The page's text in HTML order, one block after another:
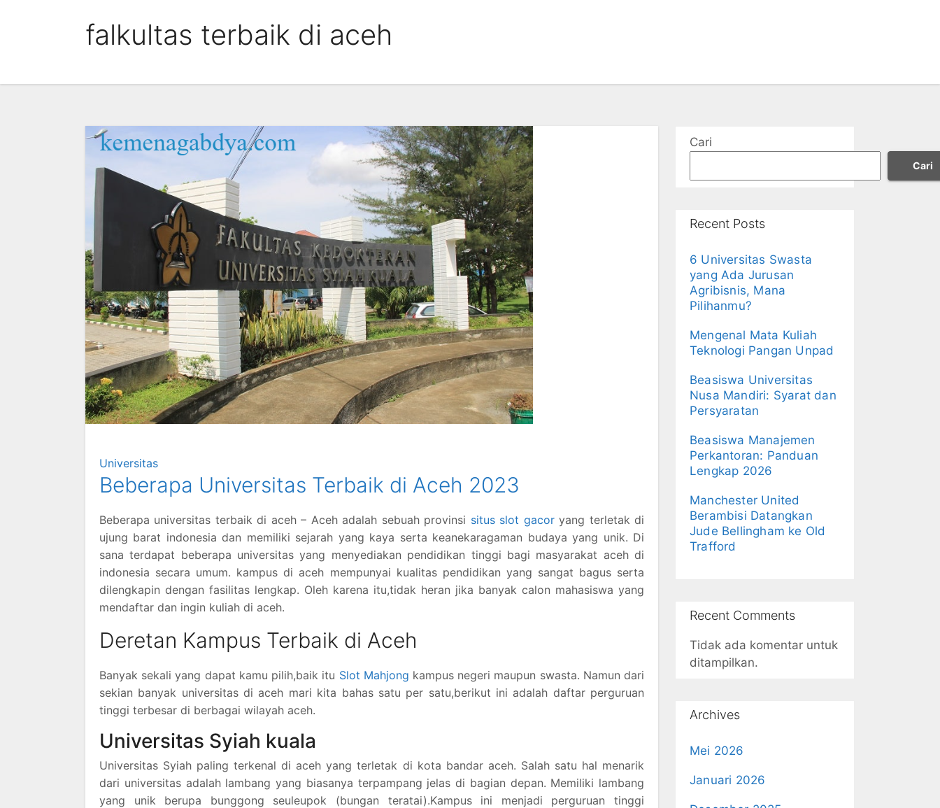
falkultas terbaik di aceh
Universitas
Beberapa Universitas Terbaik di Aceh 2023
Beberapa universitas terbaik di aceh – Aceh adalah sebuah provinsi situs slot gacoryang terletak di
ujung barat indonesia dan memiliki sejarah yang kaya serta keanekaragaman budaya yang unik. Di
sana terdapat beberapa universitas yang menyediakan pendidikan tinggi bagi masyarakat aceh di
indonesia secara umum. kampus di aceh mempunyai kualitas pendidikan yang sangat bagus serta
dilengkapin dengan fasilitas lengkap. Oleh karena itu,tidak heran jika banyak calon mahasiswa yang
mendaftar dan ingin kuliah di aceh.
Deretan Kampus Terbaik di Aceh
Banyak sekali yang dapat kamu pilih,baik itu Slot Mahjong kampus negeri maupun swasta. Namun dari
sekian banyak universitas di aceh mari kita bahas satu per satu,berikut ini adalah daftar perguruan
tinggi terbesar di berbagai wilayah aceh.
Universitas Syiah kuala
Universitas Syiah paling terkenal di aceh yang terletak di kota bandar aceh. Salah satu hal menarik
dari universitas adalah lambang yang biasanya terpampang jelas di bagian depan. Memiliki lambang
yang unik berupa bunggong seuleupok (bungan teratai).Kampus ini menjadi perguruan tinggi
Cari
Cari
Recent Posts
6 Universitas Swasta
yang Ada Jurusan
Agribisnis, Mana
Pilihanmu?
Mengenal Mata Kuliah
Teknologi Pangan Unpad
Beasiswa Universitas
Nusa Mandiri: Syarat dan
Persyaratan
Beasiswa Manajemen
Perkantoran: Panduan
Lengkap 2026
Manchester United
Berambisi Datangkan
Jude Bellingham ke Old
Trafford
Recent Comments
Tidak ada komentar untuk
ditampilkan.
Archives
Mei 2026
Januari 2026